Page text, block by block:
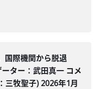
国際機関から脱退
ター：武田真一 コメ
三牧聖子) 2026年1月